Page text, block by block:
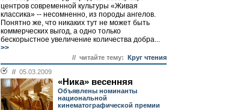
центров современной культуры «Живая
классика» -- несомненно, из породы ангелов.
Понятно же, что никаких тут не может быть
коммерческих выгод, а одно только
бескорыстное увеличение количества добра...
>>
// читайте тему: Круг чтения
// 05.03.2009
«Ника» весенняя
Объявлены номинанты
национальной
кинематографической премии